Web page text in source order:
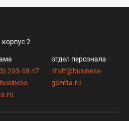
2
203-48-47
отдел персонала
staff@business-
gazeta.ru